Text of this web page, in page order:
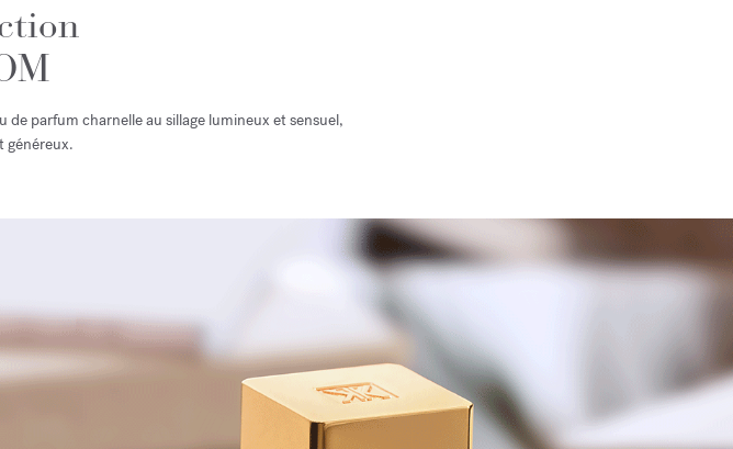
parfum charnelle au sillage lumineux et sensuel,
généreux.